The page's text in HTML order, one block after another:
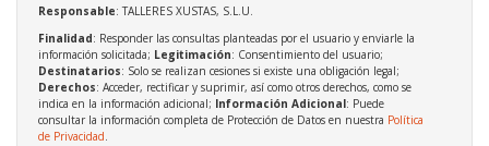
Responsable: TALLERES XUSTAS, S.L.U.
Finalidad: Responder las consultas planteadas por el usuario y enviarle la
información solicitada; Legitimación: Consentimiento del usuario;
Destinatarios: Solo se realizan cesiones si existe una obligación legal;
Derechos: Acceder, rectificar y suprimir, así como otros derechos, como se
indica en la información adicional; Información Adicional: Puede
consultar la información completa de Protección de Datos en nuestra Política
de Privacidad.